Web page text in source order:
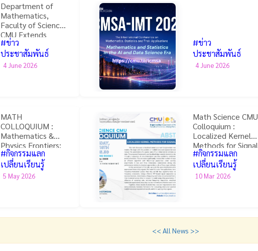
Department of
Mathematics,
Faculty of Science,
CMU Extends
Loyal Birthday
Wishes to Her
Majesty the
#ข่าว
ประชาสัมพันธ์
4 June 2026
#ข่าว
ประชาสัมพันธ์
4 June 2026
MATH
COLLOQUIUM :
Mathematics &
Physics Frontiers:
Theories, Models,
and Applications
#กิจกรรมแลก
เปลี่ยนเรียนรู้
5 May 2026
Math Science CMU
Colloquium :
Localized Kernel
Methods for Signal
Processing
#กิจกรรมแลก
เปลี่ยนเรียนรู้
10 Mar 2026
<< All News >>